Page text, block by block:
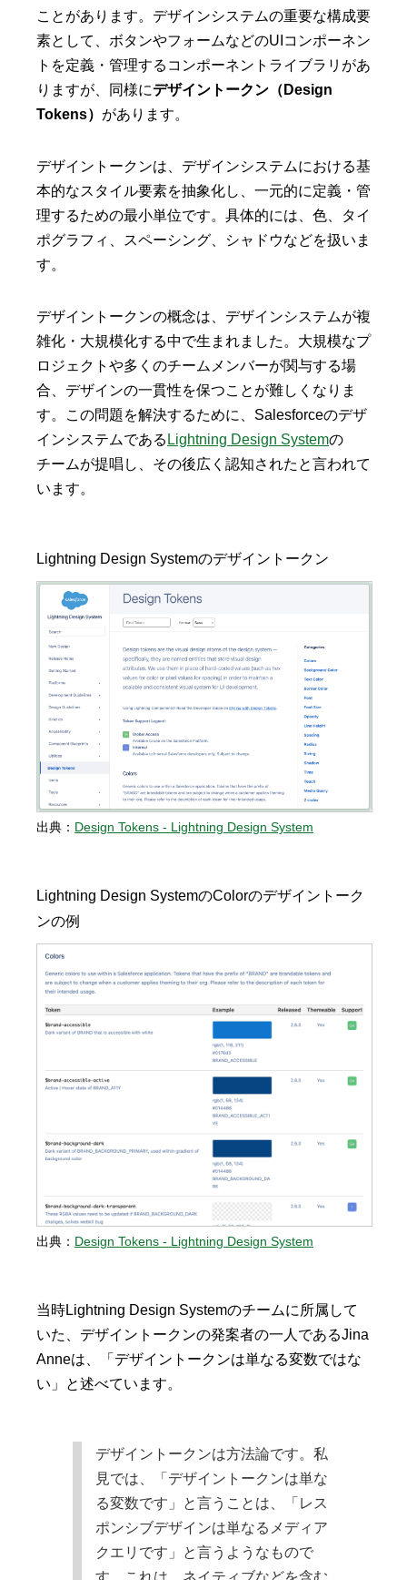
ことがあります。デザインシステムの重要な構成要
素として、ボタンやフォームなどのUIコンポーネン
トを定義・管理するコンポーネントライブラリがあ
りますが、同様にデザイントークン（Design
Tokens） があります。
デザイントークンは、デザインシステムにおける基
本的なスタイル要素を抽象化し、一元的に定義・管
理するための最小単位です。具体的には、色、タイ
ポグラフィ、スペーシング、シャドウなどを扱いま
す。
デザイントークンの概念は、デザインシステムが複
雑化・大規模化する中で生まれました。大規模なプ
ロジェクトや多くのチームメンバーが関与する場
合、デザインの一貫性を保つことが難しくなりま
す。この問題を解決するために、Salesforceのデザ
インシステムである Lightning Design Systemの
チームが提唱し、その後広く認知されたと言われて
います。
出典： Design Tokens - Lightning Design System
出典： Design Tokens - Lightning Design System
当時Lightning Design Systemのチームに所属して
いた、デザイントークンの発案者の一人であるJina
Anneは、「デザイントークンは単なる変数ではな
い」と述べています。
デザイントークンは方法論です。私
見では、「デザイントークンは単な
る変数です」と言うことは、「レス
ポンシブデザインは単なるメディア
クエリです」と言うようなもので